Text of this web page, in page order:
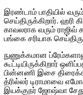
இரண்டாம் பாதியில்
செய்திருக்கிறார். ஹரி
காவலராக வரும்
பங்கை சரியாக
நுணுக்கமான
கூட்டியிருக்கிறார்
பின்னணி இசை
த்ரில்லர் டிராமாவை
இயக்குநர் ஜோஷ்வா